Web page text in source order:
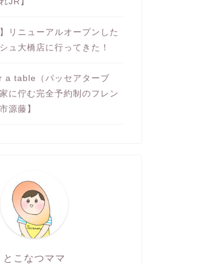
】リニューアルオープンした
ュ大橋店に行ってきた！
a table（パッセアターブ
に佇む完全予約制のフレン
源藤】
とこなつママ